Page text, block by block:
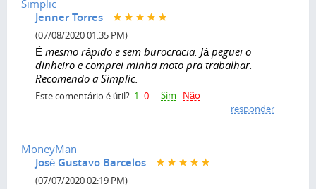
Simplic
Jenner Torres
(07/08/2020 01:35 PM)
É mesmo rápido e sem burocracia. Já peguei o
dinheiro e comprei minha moto pra trabalhar.
Recomendo a Simplic.
Este comentário é útil? 1 0 Sim
Não
responder
MoneyMan
José Gustavo Barcelos
(07/07/2020 02:19 PM)